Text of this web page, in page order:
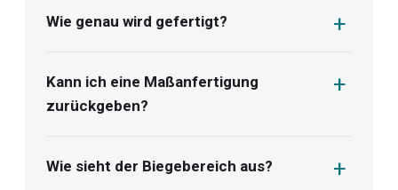
Wie genau wird gefertigt?
Kann ich eine Maßanfertigung
zurückgeben?
Wie sieht der Biegebereich aus?